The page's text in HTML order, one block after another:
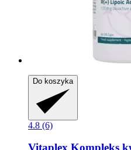
Do koszyka
4.8 (6)
Vitaplex Kompleks